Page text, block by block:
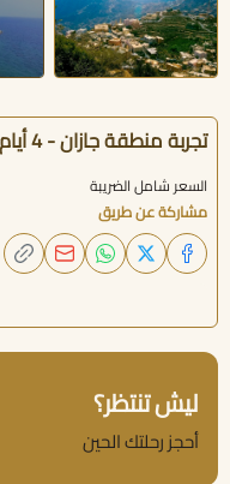
تجربة منطقة جازان - 4 أيام / 3 ليالٍ
السعر شامل الضريبة
مشاركة عن طريق
ليش تنتظر؟
أحجز رحلتك الحين